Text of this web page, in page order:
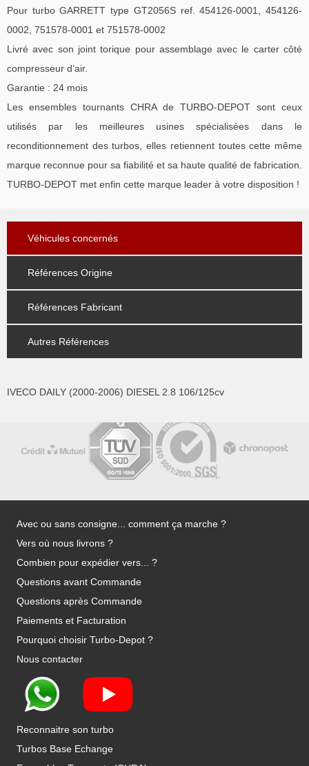
Pour turbo GARRETT type GT2056S ref. 454126-0001, 454126-
0002, 751578-0001 et 751578-0002
Livré avec son joint torique pour assemblage avec le carter côté
compresseur d’air.
Garantie : 24 mois
Les ensembles tournants CHRA de TURBO-DEPOT sont ceux
utilisés par les meilleures usines spécialisées dans le
reconditionnement des turbos, elles retiennent toutes cette même
marque reconnue pour sa fiabilité et sa haute qualité de fabrication.
TURBO-DEPOT met enfin cette marque leader à votre disposition !
Véhicules concernés
Références Origine
Références Fabricant
Autres Références
IVECO DAILY (2000-2006) DIESEL 2.8 106/125cv
Avec ou sans consigne... comment ça marche ?
Vers où nous livrons ?
Combien pour expédier vers... ?
Questions avant Commande
Questions après Commande
Paiements et Facturation
Pourquoi choisir Turbo-Depot ?
Nous contacter
Reconnaitre son turbo
Turbos Base Echange